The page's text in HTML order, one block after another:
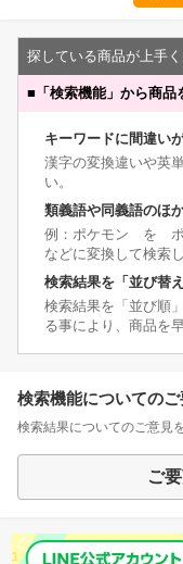
探している商品が上手
■ 「検索機能」から商品
キーワードに間違い
漢字の変換違いや英
い。
類義語や同義語のほ
例：ポケモン を ポ
などに変換して検索
検索結果を「並び替
検索結果を「並び順
る事により、商品を
検索機能についての
検索結果についてのご意見
ご